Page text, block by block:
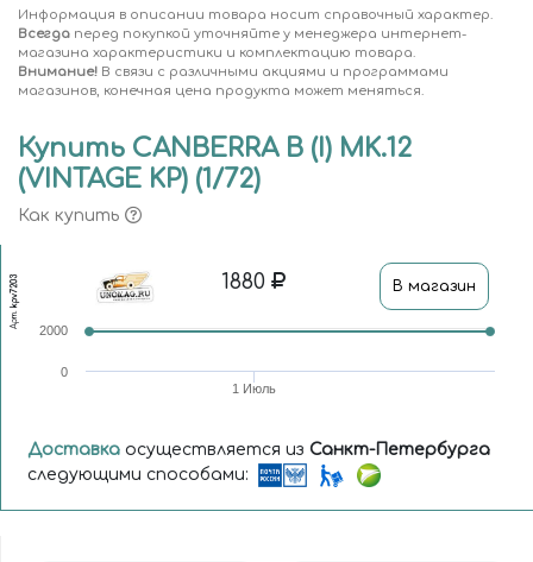
Информация в описании товара носит справочный характер.
Всегда перед покупкой уточняйте у менеджера интернет-
магазина характеристики и комплектацию товара.
Внимание! В связи с различными акциями и программами
магазинов, конечная цена продукта может меняться.
Купить CANBERRA B (I) MK.12
(VINTAGE KP) (1/72)
Как купить
Арт.
kpv7203 1880 В магазин
1 Июль
0
2000
Доставка осуществляется из Санкт-Петербурга
следующими способами: